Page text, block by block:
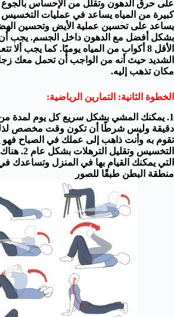
على حرق الدهون وتقلل من الإحساس بالجوع
كبيرة من المياه يساعد في عمليات التخسيس
يساعد على تحسين عملية الأيض وتحسين
بشكل أفضل مع الدهون داخل الجسم. يجب
الأقل 8 أكواب من المياه يوميًا. كما يجب
الشديد حيث أنه من الواجب أن تحمل معك
مكان تذهب إليه.
الخطوة الثانية: التمارين الرياضية:
دقيقة وليس شرطًا أن تكون وقت مخصص
تقوم به وأنت ذاهب إلى عملك في الصباح
التخسيس وتقليل الترهلات بشكل عام
2.
التي يمكنك القيام بها في المنزل
منطقة البطن طبقًا للصور